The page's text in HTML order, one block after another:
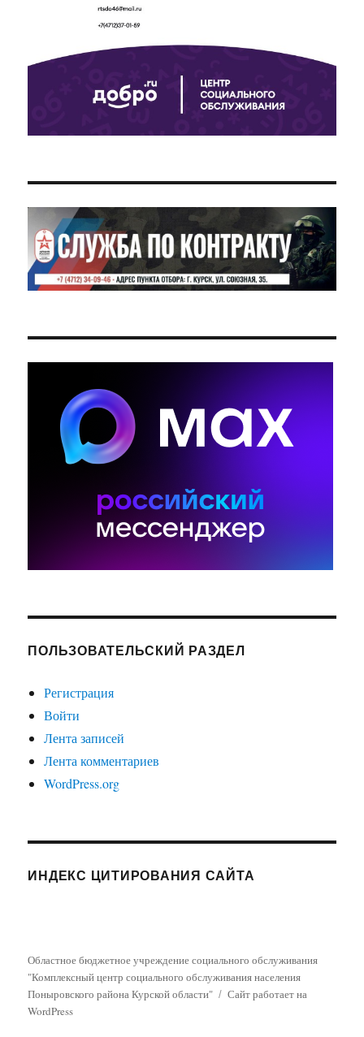
ПОЛЬЗОВАТЕЛЬСКИЙ РАЗДЕЛ
Регистрация
Войти
Лента записей
Лента комментариев
WordPress.org
ИНДЕКС ЦИТИРОВАНИЯ САЙТА
Областное бюджетное учреждение социального обслуживания
"Комплексный центр социального обслуживания населения
Поныровского района Курской области"
Сайт работает на
WordPress